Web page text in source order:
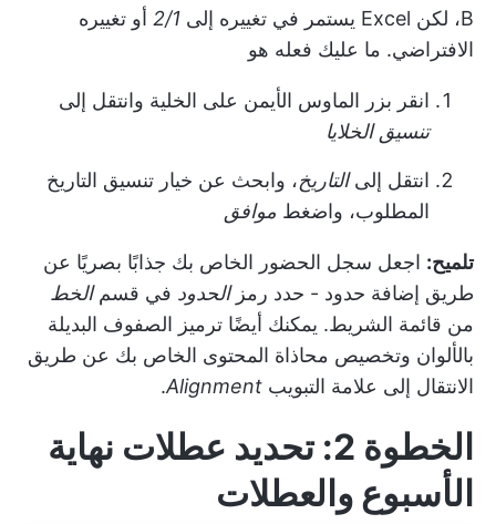
B، لكن Excel يستمر في تغييره إلى
2/1 أو تغييره
الافتراضي. ما عليك فعله هو
انقر بزر الماوس الأيمن على الخلية وانتقل إلى
تنسيق الخلايا
انتقل إلىالتاريخ، وابحث عن خيار تنسيق التاريخ
المطلوب، واضغط موافق
تلميح: اجعل سجل الحضور الخاص بك جذابًا بصريًا عن
طريق إضافة حدود - حدد رمزالحدود في قسمالخط
من قائمة الشريط. يمكنك أيضًا ترميز الصفوف البديلة
بالألوان وتخصيص محاذاة المحتوى الخاص بك عن طريق
الانتقال إلى علامة التبويب Alignment
.
الخطوة 2: تحديد عطلات نهاية
الأسبوع والعطلات